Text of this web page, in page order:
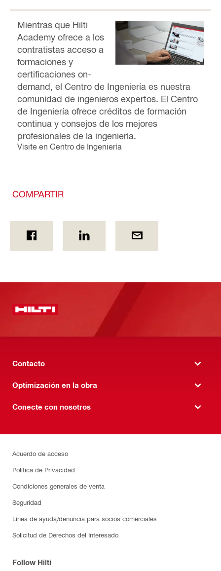
Mientras que Hilti
Academy ofrece a los
contratistas acceso a
formaciones y
certificaciones on-
demand, el Centro de Ingeniería es nuestra
comunidad de ingenieros expertos. El Centro
de Ingeniería ofrece créditos de formación
continua y consejos de los mejores
profesionales de la ingeniería.
Visite en Centro de Ingeniería
COMPARTIR
Contacto
Optimización en la obra
Conecte con nosotros
Acuerdo de acceso
Política de Privacidad
Condiciones generales de venta
Seguridad
Línea de ayuda/denuncia para socios comerciales
Solicitud de Derechos del Interesado
Follow Hilti